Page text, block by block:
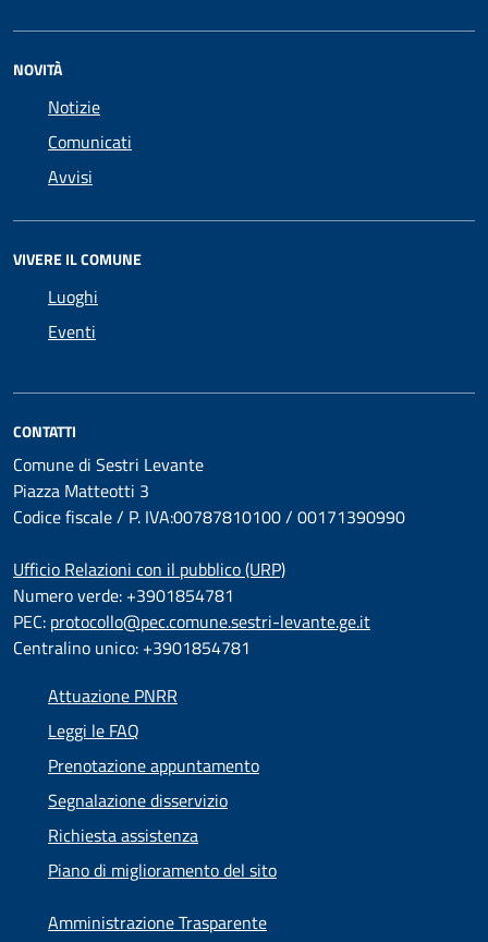
NOVITÀ
Notizie
Comunicati
Avvisi
VIVERE IL COMUNE
Luoghi
Eventi
CONTATTI
Comune di Sestri Levante
Piazza Matteotti 3
Codice fiscale / P. IVA:00787810100 / 00171390990
Ufficio Relazioni con il pubblico (URP)
Numero verde: +3901854781
PEC: protocollo@pec.comune.sestri-levante.ge.it
Centralino unico: +3901854781
Attuazione PNRR
Leggi le FAQ
Prenotazione appuntamento
Segnalazione disservizio
Richiesta assistenza
Piano di miglioramento del sito
Amministrazione Trasparente